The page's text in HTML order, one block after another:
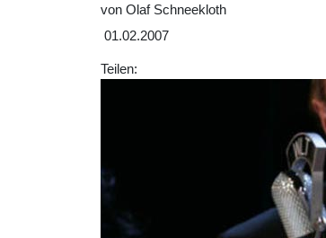
von Olaf Schneekloth
01.02.2007
Teilen: